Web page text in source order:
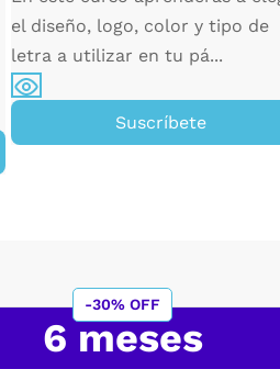
el diseño, logo, color y tipo de
letra a utilizar en tu pá...
Suscríbete
-30% OFF
6 meses